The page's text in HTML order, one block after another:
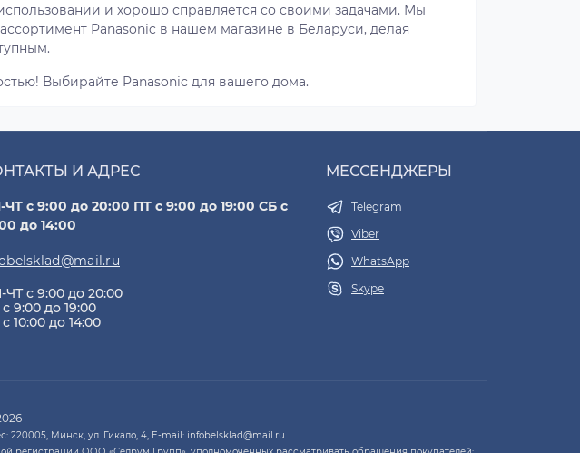
и хорошо справляется со своими задачами. Мы
Panasonic в нашем магазине в Беларуси, делая
Выбирайте Panasonic для вашего дома.
И АДРЕС
ЧТ с 9:00 до 20:00 ПТ с 9:00 до 19:00 СБ с
до 14:00
с 9:00 до 20:00
9:00 до 19:00
10:00 до 14:00
МЕССЕНДЖЕРЫ
Telegram
Viber
WhatsApp
Skype
220005, Минск, ул. Гикало, 4, E-mail: infobelsklad@mail.ru